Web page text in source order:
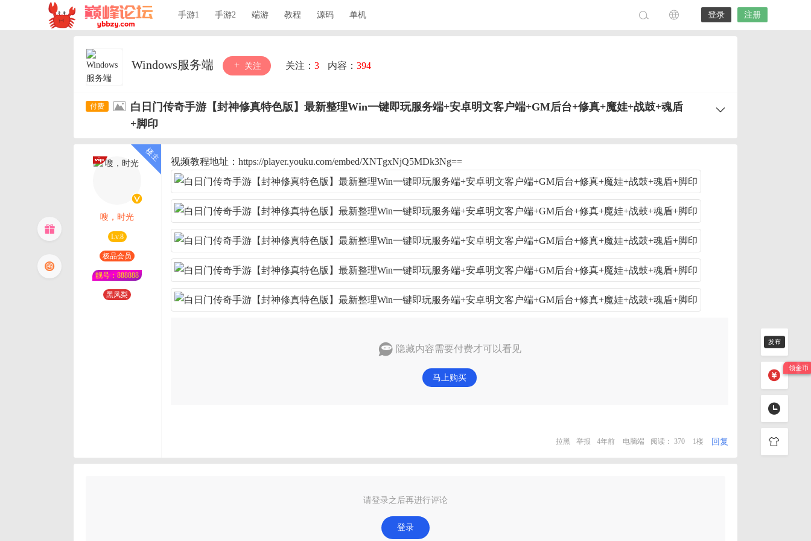
手游1 手游2 端游 教程 源码 单机 登录 注册
Windows服务端 关注 关注： 3 内容： 394
白日门传奇手游【封神修真特色版】最新整理Win一键即玩服务端+安卓明文客户端+GM后台+修真+魔娃+战鼓+魂盾
+脚印
嗖，时光
Lv.8
极品会员
靓号：888888
黑凤梨
视频教程地址：https://player.youku.com/embed/XNTgxNjQ5MDk3Ng==
隐藏内容需要付费才可以看见
马上购买
拉黑 举报 4年前 电脑端 阅读： 370 1楼 回复
请登录之后再进行评论
登录